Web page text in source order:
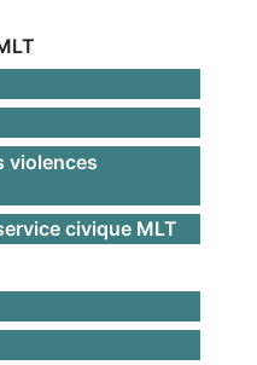
violences
civique MLT